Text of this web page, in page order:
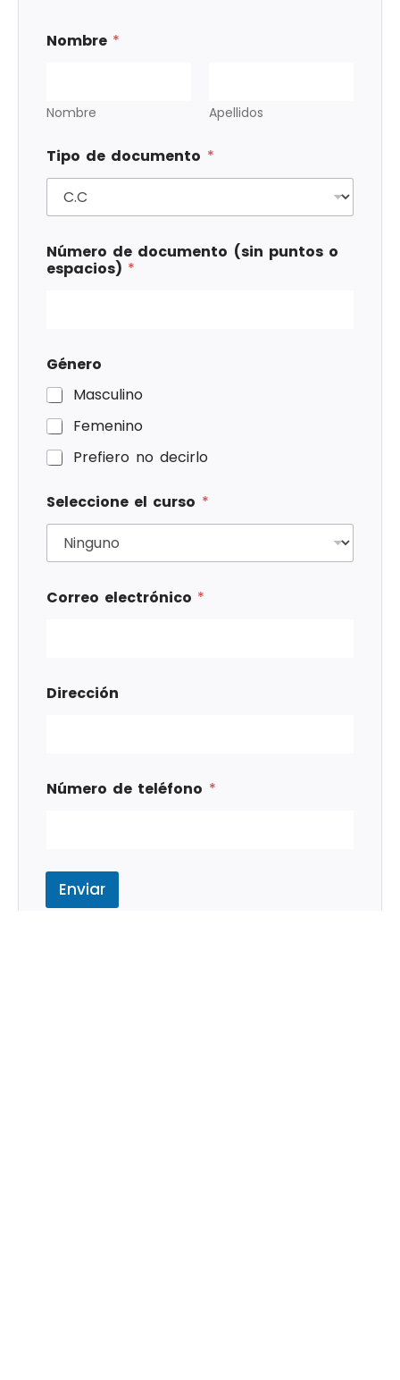
Nombre *
Nombre Apellidos
Tipo de documento *
Número de documento (sin puntos o
espacios) *
Género
Masculino
Femenino
Prefiero no decirlo
Seleccione el curso *
Correo electrónico *
Dirección
Número de teléfono *
Enviar